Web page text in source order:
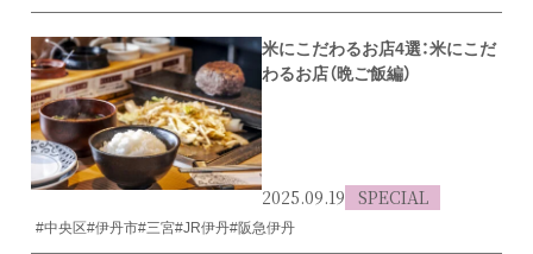
米にこだわるお店4選：米にこだ
わるお店（晩ご飯編）
2025.09.19 SPECIAL
#中央区#伊丹市#三宮#JR伊丹#阪急伊丹